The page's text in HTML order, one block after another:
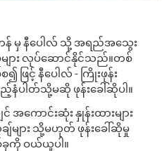
န် မှ နီပေါလ် သို့ အရည်အသွေး
များ လုပ်ဆောင်နိုင်သည်။တစ်
၍ ဖြင့် နီပေါလ် - ကြိုးဖုန်း
ပါတ်သို့မဆို ဖုန်းခေါ်ဆိုပါ။
ကောင်းဆုံး နှုန်းထားများ
များ သို့မဟုတ် ဖုန်းခေါ်ဆိုမှု
ကို ဝယ်ယူပါ။